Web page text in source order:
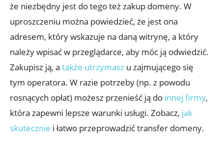
że niezbędny jest do tego też zakup domeny. W
uproszczeniu można powiedzieć, że jest ona
adresem, który wskazuje na daną witrynę, a który
należy wpisać w przeglądarce, aby móc ją odwiedzić.
Zakupisz ją, a także utrzymasz u zajmującego się
tym operatora. W razie potrzeby (np. z powodu
rosnących opłat) możesz przenieść ją do innej firmy,
która zapewni lepsze warunki usługi. Zobacz, jak
skutecznie i łatwo przeprowadzić transfer domeny.